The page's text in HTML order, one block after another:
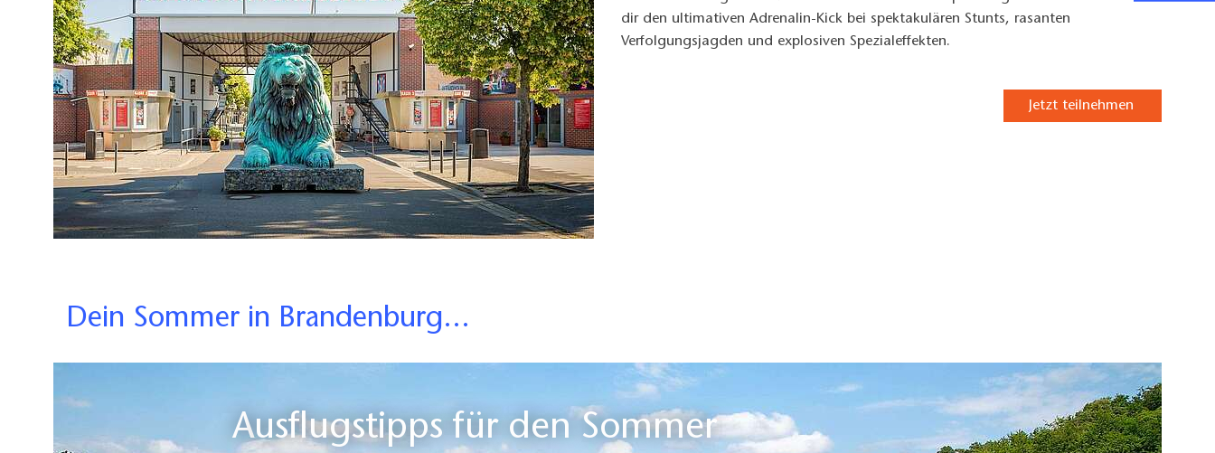
dir den ultimativen Adrenalin-Kick bei spektakulären Stunts, rasanten
Verfolgungsjagden und explosiven Spezialeffekten.
Jetzt teilnehmen
Dein Sommer in Brandenburg...
Ausflugstipps für den Sommer